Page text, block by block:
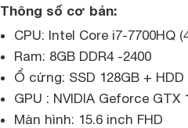
Thông số cơ bản:
CPU: Intel Core i7-7700HQ
Ram: 8GB DDR4 -2400
Ổ cứng: SSD 128GB + HDD
GPU : NVIDIA Geforce
Màn hình: 15.6 inch FHD